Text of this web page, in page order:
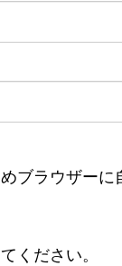
ブラウザー
ください。